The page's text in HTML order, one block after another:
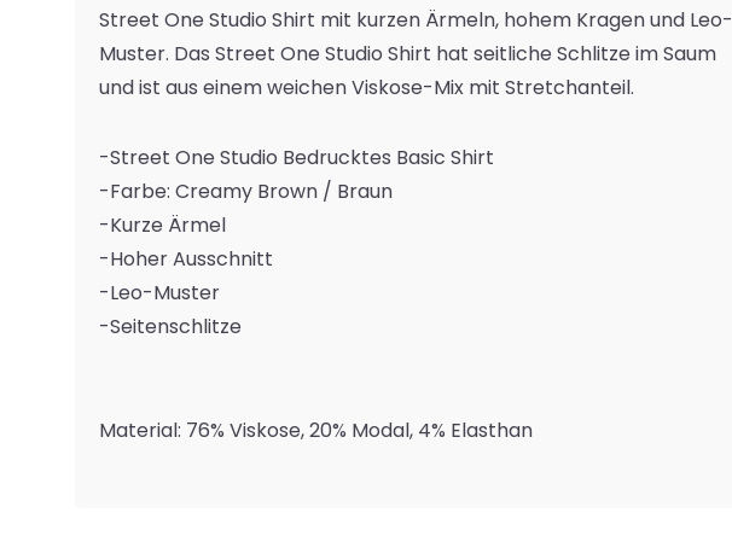
Street One Studio Shirt mit kurzen Ärmeln, hohem Kragen und Leo-
Muster. Das Street One Studio Shirt hat seitliche Schlitze im Saum
und ist aus einem weichen Viskose-Mix mit Stretchanteil.
-Street One Studio Bedrucktes Basic Shirt
-Farbe: Creamy Brown / Braun
-Kurze Ärmel
-Hoher Ausschnitt
-Leo-Muster
-Seitenschlitze
Material: 76% Viskose, 20% Modal, 4% Elasthan